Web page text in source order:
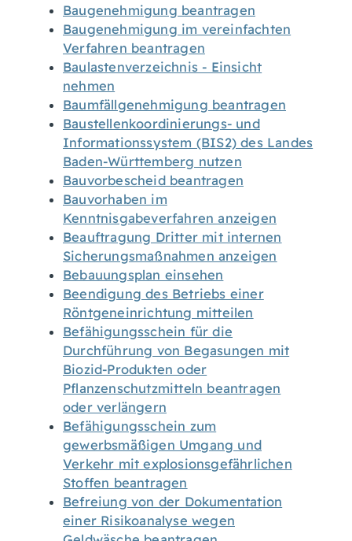
Baugenehmigung beantragen
Baugenehmigung im vereinfachten
Verfahren beantragen
Baulastenverzeichnis - Einsicht
nehmen
Baumfällgenehmigung beantragen
Baustellenkoordinierungs- und
Informationssystem (BIS2) des Landes
Baden-Württemberg nutzen
Bauvorbescheid beantragen
Bauvorhaben im
Kenntnisgabeverfahren anzeigen
Beauftragung Dritter mit internen
Sicherungsmaßnahmen anzeigen
Bebauungsplan einsehen
Beendigung des Betriebs einer
Röntgeneinrichtung mitteilen
Befähigungsschein für die
Durchführung von Begasungen mit
Biozid-Produkten oder
Pflanzenschutzmitteln beantragen
oder verlängern
Befähigungsschein zum
gewerbsmäßigen Umgang und
Verkehr mit explosionsgefährlichen
Stoffen beantragen
Befreiung von der Dokumentation
einer Risikoanalyse wegen